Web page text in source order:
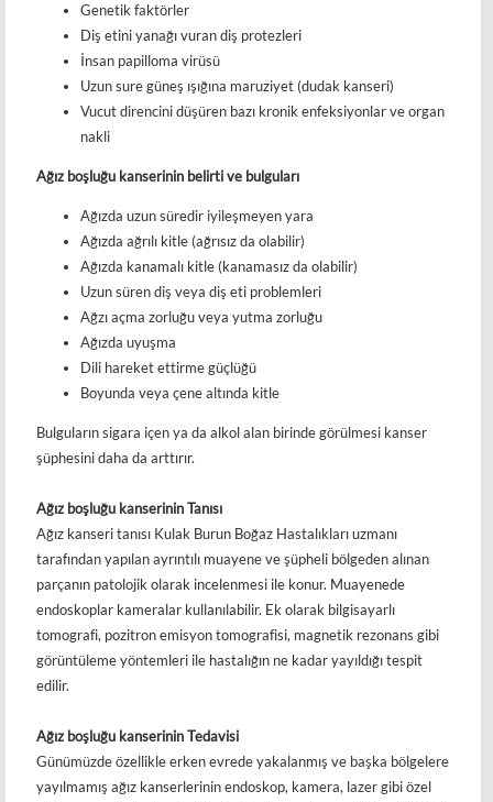
Genetik faktörler
Diş etini yanağı vuran diş protezleri
İnsan papilloma virüsü
Uzun sure güneş ışığına maruziyet (dudak kanseri)
Vucut direncini düşüren bazı kronik enfeksiyonlar ve organ
nakli
Ağız boşluğu kanserinin belirti ve bulguları
Ağızda uzun süredir iyileşmeyen yara
Ağızda ağrılı kitle (ağrısız da olabilir)
Ağızda kanamalı kitle (kanamasız da olabilir)
Uzun süren diş veya diş eti problemleri
Ağzı açma zorluğu veya yutma zorluğu
Ağızda uyuşma
Dili hareket ettirme güçlüğü
Boyunda veya çene altında kitle
Bulguların sigara içen ya da alkol alan birinde görülmesi kanser
şüphesini daha da arttırır.
Ağız boşluğu kanserinin Tanısı
Ağız kanseri tanısı Kulak Burun Boğaz Hastalıkları uzmanı
tarafından yapılan ayrıntılı muayene ve şüpheli bölgeden alınan
parçanın patolojik olarak incelenmesi ile konur. Muayenede
endoskoplar kameralar kullanılabilir. Ek olarak bilgisayarlı
tomografi, pozitron emisyon tomografisi, magnetik rezonans gibi
görüntüleme yöntemleri ile hastalığın ne kadar yayıldığı tespit
edilir.
Ağız boşluğu kanserinin Tedavisi
Günümüzde özellikle erken evrede yakalanmış ve başka bölgelere
yayılmamış ağız kanserlerinin endoskop, kamera, lazer gibi özel